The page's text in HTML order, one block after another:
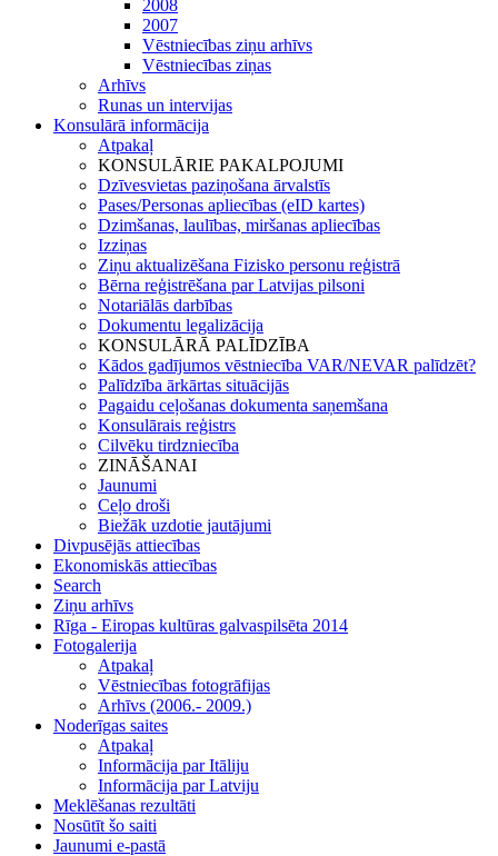
2008
2007
Vēstniecības ziņu arhīvs
Vēstniecības ziņas
Arhīvs
Runas un intervijas
Konsulārā informācija
Atpakaļ
KONSULĀRIE PAKALPOJUMI
Dzīvesvietas paziņošana ārvalstīs
Pases/Personas apliecības (eID kartes)
Dzimšanas, laulības, miršanas apliecības
Izziņas
Ziņu aktualizēšana Fizisko personu reģistrā
Bērna reģistrēšana par Latvijas pilsoni
Notariālās darbības
Dokumentu legalizācija
KONSULĀRĀ PALĪDZĪBA
Kādos gadījumos vēstniecība VAR/NEVAR palīdzēt?
Palīdzība ārkārtas situācijās
Pagaidu ceļošanas dokumenta saņemšana
Konsulārais reģistrs
Cilvēku tirdzniecība
ZINĀŠANAI
Jaunumi
Ceļo droši
Biežāk uzdotie jautājumi
Divpusējās attiecības
Ekonomiskās attiecības
Search
Ziņu arhīvs
Rīga - Eiropas kultūras galvaspilsēta 2014
Fotogalerija
Atpakaļ
Vēstniecības fotogrāfijas
Arhīvs (2006.- 2009.)
Noderīgas saites
Atpakaļ
Informācija par Itāliju
Informācija par Latviju
Meklēšanas rezultāti
Nosūtīt šo saiti
Jaunumi e-pastā